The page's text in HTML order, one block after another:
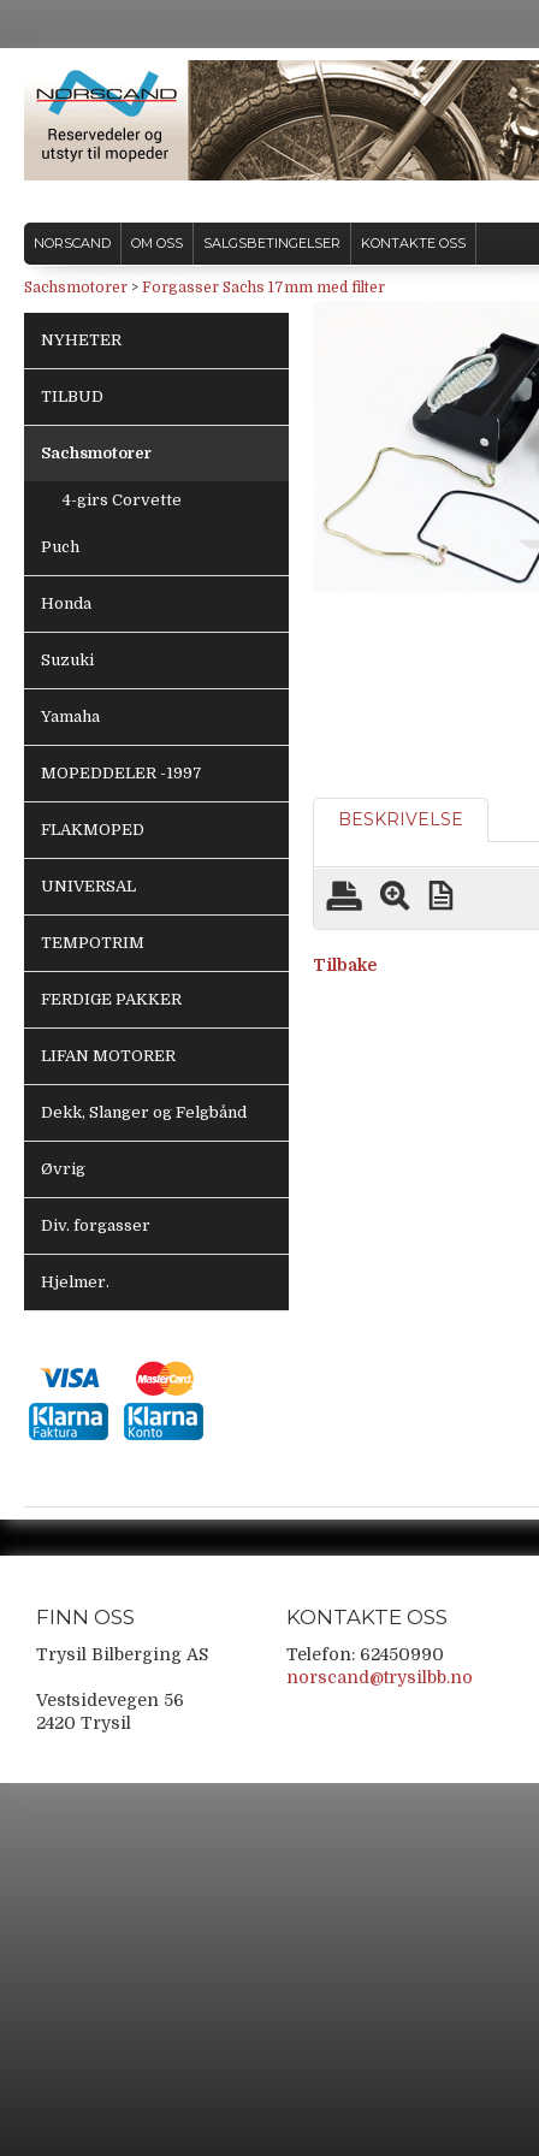
NORSCAND OM OSS SALGSBETINGELSER KONTAKTE OSS
Sachsmotorer > Forgasser Sachs 17mm med filter
NYHETER
TILBUD
Sachsmotorer
4-girs Corvette
Puch
Honda
Suzuki
Yamaha
MOPEDDELER -1997
FLAKMOPED
UNIVERSAL
TEMPOTRIM
FERDIGE PAKKER
LIFAN MOTORER
Dekk, Slanger og Felgbånd
Øvrig
Div. forgasser
Hjelmer.
BESKRIVELSE
Tilbake
FINN OSS
Trysil Bilberging AS
Vestsidevegen 56
2420 Trysil
KONTAKTE OSS
Telefon: 62450990
norscand@trysilbb.no